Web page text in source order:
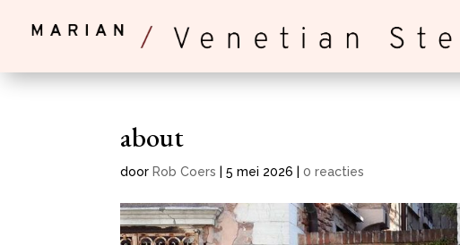
about
door Rob Coers |5 mei 2026 |0 reacties